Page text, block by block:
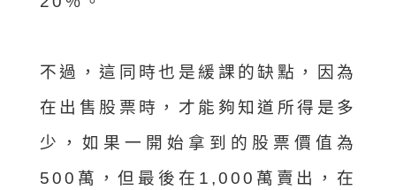
不過，這同時也是緩課的缺點，因為
在出售股票時，才能夠知道所得是多
少，如果一開始拿到的股票價值為
500萬，但最後在1,000萬賣出，在